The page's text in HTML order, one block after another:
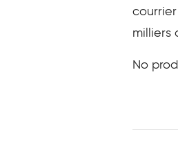
milliers
No